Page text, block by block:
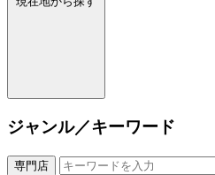
ジャンル／キーワード
専門店